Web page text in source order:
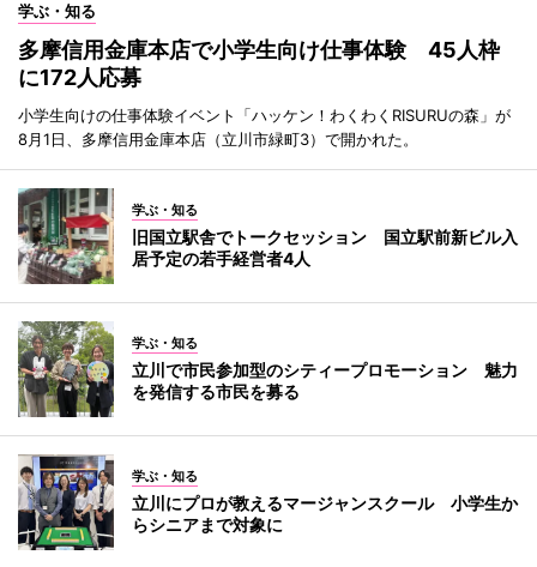
学ぶ・知る
多摩信用金庫本店で小学生向け仕事体験 45人枠
に172人応募
小学生向けの仕事体験イベント「ハッケン！わくわくRISURUの森」が
8月1日、多摩信用金庫本店（立川市緑町3）で開かれた。
学ぶ・知る
旧国立駅舎でトークセッション 国立駅前新ビル入
居予定の若手経営者4人
学ぶ・知る
立川で市民参加型のシティープロモーション 魅力
を発信する市民を募る
学ぶ・知る
立川にプロが教えるマージャンスクール 小学生か
らシニアまで対象に